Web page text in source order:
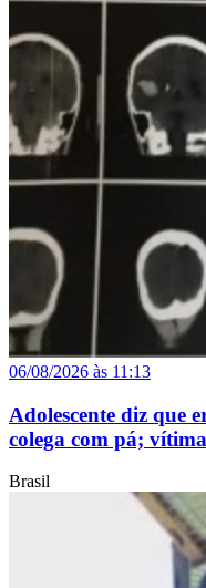
06/08/2026 às 11:13
Adolescente diz que
colega com pá;
Brasil